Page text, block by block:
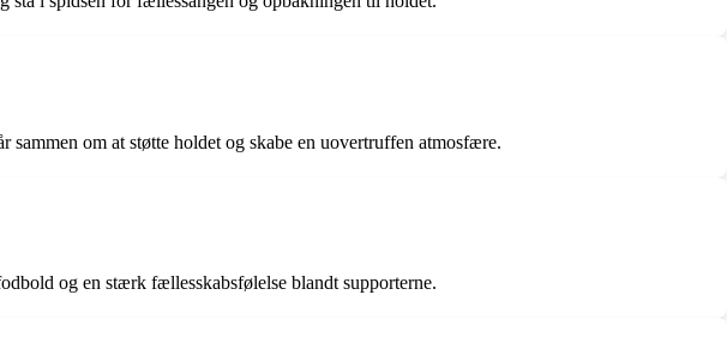
sammen om at støtte holdet og skabe en uovertruffen atmosfære.
og en stærk fællesskabsfølelse blandt supporterne.